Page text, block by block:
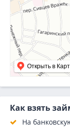
Открыть в
Как взять
На